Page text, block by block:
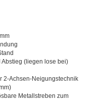
(liegen lose bei)
2-Achsen-Neigungstechnik
Metallstreben zum